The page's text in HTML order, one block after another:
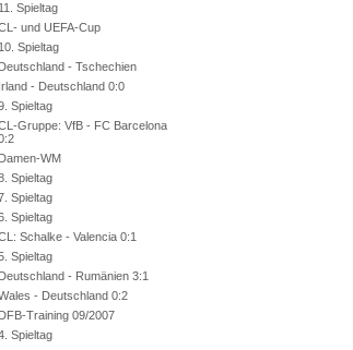
11. Spieltag
und UEFA-Cup
10. Spieltag
Deutschland - Tschechien
Irland - Deutschland 0:0
Spieltag
Gruppe: VfB - FC Barcelona
Damen-WM
Spieltag
Spieltag
Spieltag
Schalke - Valencia 0:1
Spieltag
Deutschland - Rumänien 3:1
- Deutschland 0:2
DFB-Training 09/2007
Spieltag